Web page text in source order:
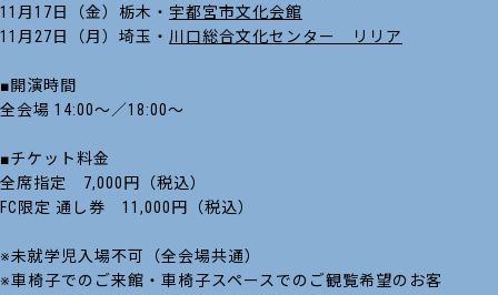
11月17日（金）栃木・ 宇都宮市文化会館
11月27日（月）埼玉・ 川口総合文化センター リリア
■開演時間
全会場 14:00～／18:00～
■チケット料金
全席指定 7,000円（税込）
FC限定 通し券 11,000円（税込）
※未就学児入場不可（全会場共通）
※車椅子でのご来館・車椅子スペースでのご観覧希望のお客